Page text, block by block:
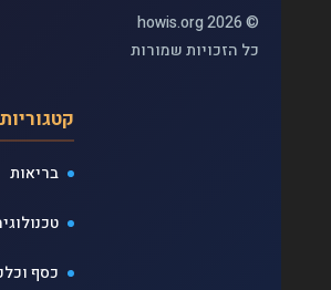
© 2026 howis.org
כל הזכויות שמורות
בריאות
כסף